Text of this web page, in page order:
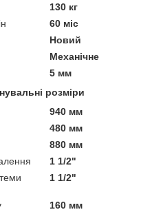
130 кг
60 міс
Новий
Механічне
5 мм
розміри
940 мм
480 мм
880 мм
1 1/2"
1 1/2"
160 мм